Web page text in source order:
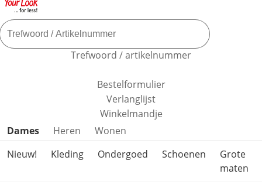
Trefwoord / artikelnummer
Bestelformulier
Verlanglijst
Winkelmandje
Productcategorieën overslaan
Dames Heren
Wonen
Nieuw!
Kleding Ondergoed Schoenen
Grote
maten